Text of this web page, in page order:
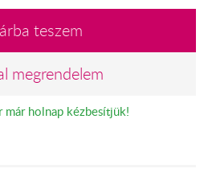
teszem
megrendelem
már holnap kézbesítjük!